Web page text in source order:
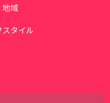
地域
スタイル